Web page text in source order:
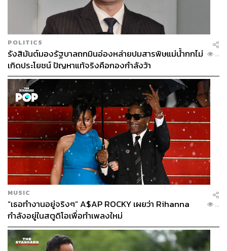
POLITICS
รังสิมันต์มองรัฐบาลถกมินอ่องหล่ายปมสารพิษแม่น้ำกกไม่
เกิดประโยชน์ ปัญหาแท้จริงคือกองกำลังว้า
...
MUSIC
“เธอทำงานอยู่จริงๆ” A$AP ROCKY เผยว่า Rihanna
กำลังอยู่ในสตูดิโอเพื่อทำเพลงใหม่
...